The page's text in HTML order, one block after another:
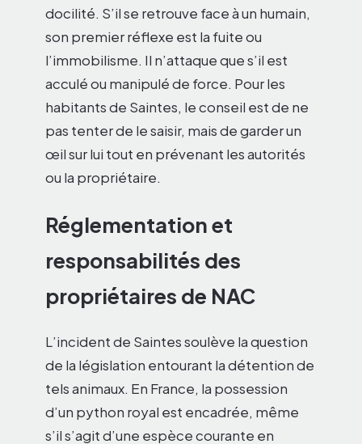
docilité. S’il se retrouve face à un humain,
son premier réflexe est la fuite ou
l’immobilisme. Il n’attaque que s’il est
acculé ou manipulé de force. Pour les
habitants de Saintes, le conseil est de ne
pas tenter de le saisir, mais de garder un
œil sur lui tout en prévenant les autorités
ou la propriétaire.
Réglementation et
responsabilités des
propriétaires de NAC
L’incident de Saintes soulève la question
de la législation entourant la détention de
tels animaux. En France, la possession
d’un python royal est encadrée, même
s’il s’agit d’une espèce courante en